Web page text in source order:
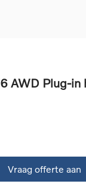
AWD Plug-in
Vraag offerte aan